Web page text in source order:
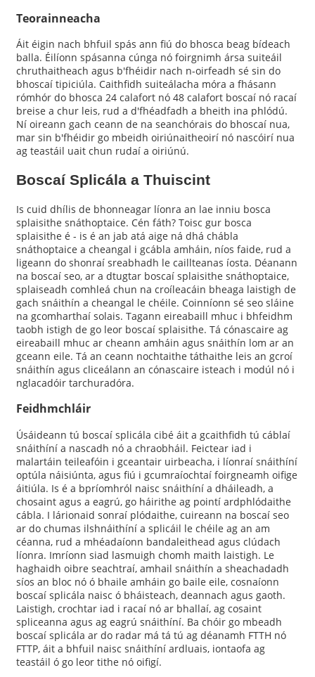
Teorainneacha
Áit éigin nach bhfuil spás ann fiú do bhosca beag bídeach
balla. Éilíonn spásanna cúnga nó foirgnimh ársa suiteáil
chruthaitheach agus b'fhéidir nach n-oirfeadh sé sin do
bhoscaí tipiciúla. Caithfidh suiteálacha móra a fhásann
rómhór do bhosca 24 calafort nó 48 calafort boscaí nó racaí
breise a chur leis, rud a d'fhéadfadh a bheith ina phlódú.
Ní oireann gach ceann de na seanchórais do bhoscaí nua,
mar sin b'fhéidir go mbeidh oiriúnaitheoirí nó nascóirí nua
ag teastáil uait chun rudaí a oiriúnú.
Boscaí Splicála a Thuiscint
Is cuid dhílis de bhonneagar líonra an lae inniu bosca
splaisithe snáthoptaice. Cén fáth? Toisc gur bosca
splaisithe é - is é an jab atá aige ná dhá chábla
snáthoptaice a cheangal i gcábla amháin, níos faide, rud a
ligeann do shonraí sreabhadh le caillteanas íosta. Déanann
na boscaí seo, ar a dtugtar boscaí splaisithe snáthoptaice,
splaiseadh comhleá chun na croíleacáin bheaga laistigh de
gach snáithín a cheangal le chéile. Coinníonn sé seo sláine
na gcomharthaí solais. Tagann eireabaill mhuc i bhfeidhm
taobh istigh de go leor boscaí splaisithe. Tá cónascaire ag
eireabaill mhuc ar cheann amháin agus snáithín lom ar an
gceann eile. Tá an ceann nochtaithe táthaithe leis an gcroí
snáithín agus cliceálann an cónascaire isteach i modúl nó i
nglacadóir tarchuradóra.
Feidhmchláir
Úsáideann tú boscaí splicála cibé áit a gcaithfidh tú cáblaí
snáithíní a nascadh nó a chraobháil. Feictear iad i
malartáin teileafóin i gceantair uirbeacha, i líonraí snáithíní
optúla náisiúnta, agus fiú i gcumraíochtaí foirgneamh oifige
áitiúla. Is é a bpríomhról naisc snáithíní a dháileadh, a
chosaint agus a eagrú, go háirithe ag pointí ardphlódaithe
cábla. I lárionaid sonraí plódaithe, cuireann na boscaí seo
ar do chumas ilshnáithíní a splicáil le chéile ag an am
céanna, rud a mhéadaíonn bandaleithead agus clúdach
líonra. Imríonn siad lasmuigh chomh maith laistigh. Le
haghaidh oibre seachtraí, amhail snáithín a sheachadadh
síos an bloc nó ó bhaile amháin go baile eile, cosnaíonn
boscaí splicála naisc ó bháisteach, deannach agus gaoth.
Laistigh, crochtar iad i racaí nó ar bhallaí, ag cosaint
spliceanna agus ag eagrú snáithíní. Ba chóir go mbeadh
boscaí splicála ar do radar má tá tú ag déanamh FTTH nó
FTTP, áit a bhfuil naisc snáithíní ardluais, iontaofa ag
teastáil ó go leor tithe nó oifigí.